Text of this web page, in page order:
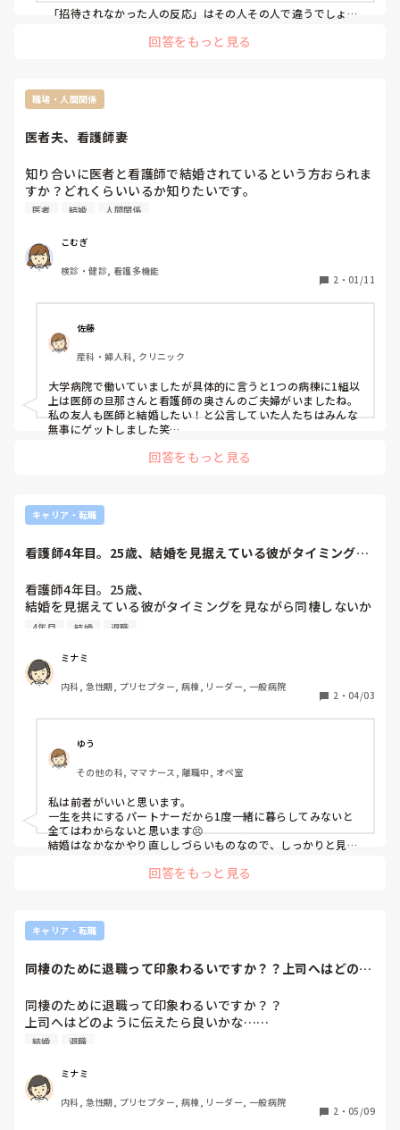
をしてもらったり。でもやましい気持ちは少しもないから、
わたしの携帯を夫が触ってても特に何も思っていませんでし
た。幼馴染との集まりには夫にも声をかけたりしていたので
今回わたしは気持ち悪いとまで言われて完全に夫に対して冷
めてしまって…夫に対して優しくなれません。なにかと拒否
ん。
「招待されなかった人の反応」はその人その人で違うでしょう
人がいるかどうかもわかりませんし。
行くか行かないか は マッシュさん自身が決めたら良いし それ
が良いことでも悪いことでもないと思います！
回答をもっと見る
職場・人間関係
医者夫、看護師妻
知り合いに医者と看護師で結婚されているという方おられま
すか？どれくらいいるか知りたいです。
その方の医者夫、看護師妻の印象も一緒に教えてください。
医者 結婚 人間関係
こむぎ
検診・健診, 看護多機能
2 ・ 01/11
佐藤
産科・婦人科, クリニック
大学病院で働いていましたが具体的に言うと1つの病棟に1組以
上は医師の旦那さんと看護師の奥さんのご夫婦がいましたね。
私の友人も医師と結婚したい！と公言していた人たちはみんな
無事にゲットしました笑
今の職場の奥さんも院長夫人で看護師
しない人」この一択につきます。
開業していて奥さんが看護師として入ってる場合も正直他の看
護師と同様に分業できないのであまり良いイメージがないで
す。
回答をもっと見る
キャリア・転職
看護師4年目。25歳、結婚を見据えている彼がタイミングを
看護師4年目。25歳、
結婚を見据えている彼がタイミングを見ながら同棲しないか
と言ってくれています。すぐではなく一年半後くらい。
どのタイミングで辞めようかなーと考えています。
退職＋同棲→結婚 ？結婚→退職＋同棲？
個人的には同棲を一年以上してみてから結婚したいので前者
なのですが、前者の流れで退職だと、｢結婚おめでとう〜｣っ
て送り出される訳では無いため、なんか仕事したくないから
辞めた？と思われるのがちょっと抵抗あります。
4年目 結婚 退職
ミナミ
内科, 急性期, プリセプター, 病棟, リーダー, 一般病院
2 ・ 04/03
ゆう
その他の科, ママナース, 離職中, オペ室
私は前者がいいと思います。
一生を共にするパートナーだから1度一緒に暮らしてみないと
全てはわからないと思います😣
結婚はなかなかやり直ししづらいものなので、しっかりと見極
仕事なんていくらでも転職できますし！
回答をもっと見る
キャリア・転職
同棲のために退職って印象わるいですか？？上司へはどのよ
同棲のために退職って印象わるいですか？？
上司へはどのように伝えたら良いかな……
結婚の準備とか？難しい
結婚 退職
ミナミ
内科, 急性期, プリセプター, 病棟, リーダー, 一般病院
2 ・ 05/09